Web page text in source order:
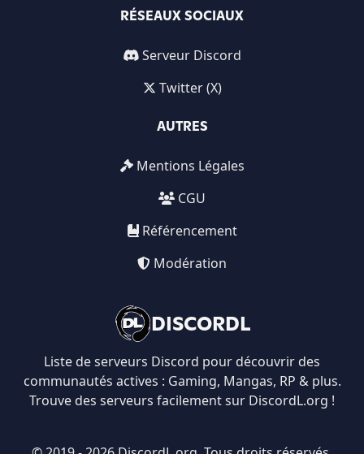
DISCORDL
Liste de serveurs Discord pour découvrir des
communautés actives : Gaming, Mangas, RP & plus.
Trouve des serveurs facilement sur DiscordL.org !
RÉSEAUX SOCIAUX
Serveur Discord
Twitter (X)
AUTRES
Mentions Légales
CGU
Référencement
Modération